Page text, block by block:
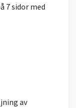
7 sidor med
av